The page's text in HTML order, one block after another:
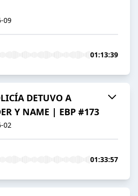
09
01:13:39
DETUVO A
Y NAME | EBP #173
02
01:33:57